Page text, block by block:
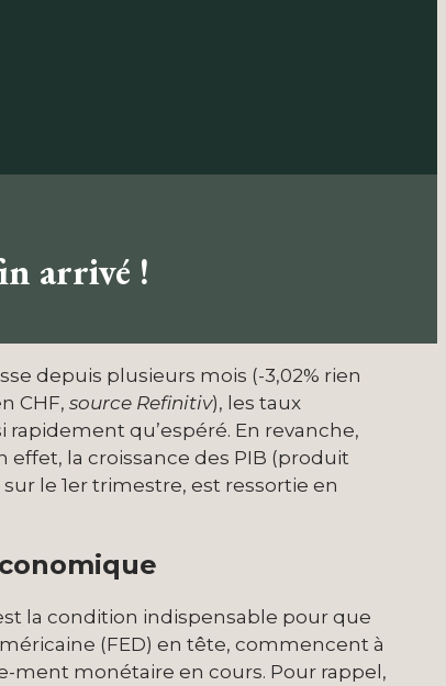
arrivé !
depuis plusieurs mois (-3,02% rien
CHF,source Refinitiv), les taux
rapidement qu’espéré. En revanche,
effet, la croissance des PIB (produit
le 1er trimestre, est ressortie en
la condition indispensable pour que
(FED) en tête, commencent à
ment monétaire en cours. Pour rappel,